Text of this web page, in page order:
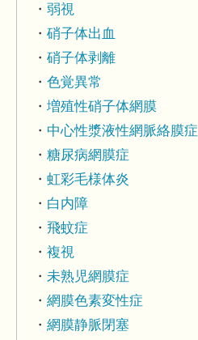
弱視
硝子体出血
硝子体剥離
色覚異常
増殖性硝子体網膜
中心性漿液性網脈絡膜症
糖尿病網膜症
虹彩毛様体炎
白内障
飛蚊症
複視
未熟児網膜症
網膜色素変性症
網膜静脈閉塞